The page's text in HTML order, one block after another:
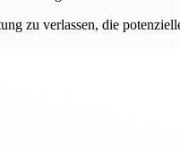
zu verlassen, die